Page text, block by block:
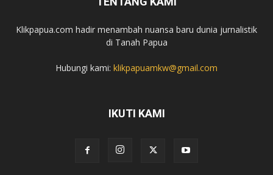
Klikpapua.com hadir menambah nuansa baru dunia jurnalistik
di Tanah Papua
Hubungi kami: klikpapuamkw@gmail.com
IKUTI KAMI